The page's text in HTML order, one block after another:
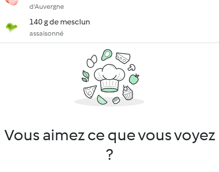
d'Auvergne
140 g de mesclun
assaisonné
Vous aimez ce que vous voyez
?